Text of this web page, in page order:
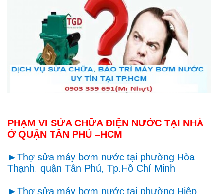
PHẠM VI SỬA CHỮA ĐIỆN NƯỚC TẠI NHÀ
Ở QUẬN TÂN PHÚ –HCM
►Thợ sửa máy bơm nước tại phường Hòa
Thạnh, quận Tân Phú, Tp.Hồ Chí Minh
►Thợ sửa máy bơm nước tại phường Hiệp